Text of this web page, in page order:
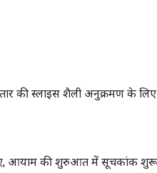
की स्लाइस शैली अनुक्रमण के
आयाम की शुरुआत में सूचकांक शुरू